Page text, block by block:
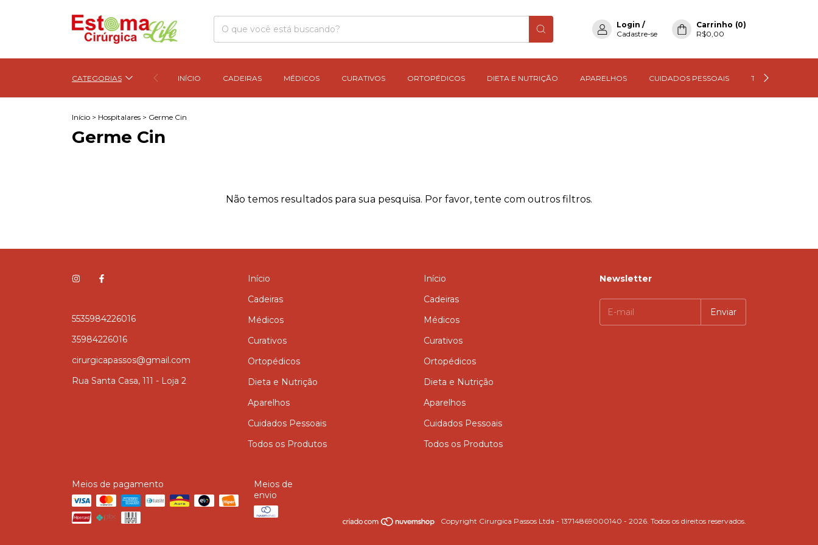
Login /
Cadastre-se
Carrinho (0)
R$0,00
CATEGORIAS INÍCIO CADEIRAS MÉDICOS CURATIVOS ORTOPÉDICOS DIETA E NUTRIÇÃO APARELHOS CUIDADOS PESSOAIS TODOS OS
Início > Hospitalares > Germe Cin
Germe Cin
Não temos resultados para sua pesquisa. Por favor, tente com outros filtros.
5535984226016
35984226016
cirurgicapassos@gmail.com
Rua Santa Casa, 111 - Loja 2
Início
Cadeiras
Médicos
Curativos
Ortopédicos
Dieta e Nutrição
Aparelhos
Cuidados Pessoais
Todos os Produtos
Início
Cadeiras
Médicos
Curativos
Ortopédicos
Dieta e Nutrição
Aparelhos
Cuidados Pessoais
Todos os Produtos
Newsletter
Meios de pagamento
Meios de
envio
Copyright Cirurgica Passos Ltda - 13714869000140 - 2026. Todos os direitos reservados.